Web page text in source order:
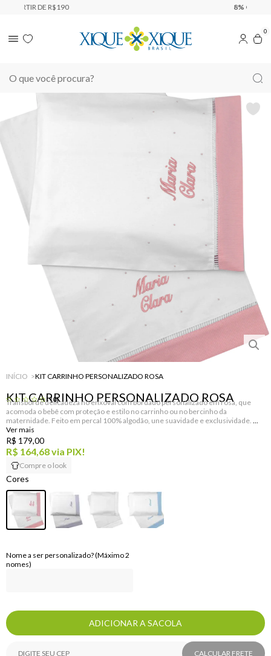
0
INÍCIO KIT CARRINHO PERSONALIZADO ROSA
KIT CARRINHO PERSONALIZADO ROSA
(0)
Transborde delicadeza no enxoval com bordado personalizado em rosa, que
acomoda o bebê com proteção e estilo no carrinho ou no bercinho da
maternidade. Feito em percal 100% algodão, une suavidade e exclusividade.
R$ 164,68via PIX!
R$ 179,00
Compre o look
Nome a ser personalizado? (Máximo 2
nomes)
ADICIONAR A SACOLA
CALCULAR FRETE